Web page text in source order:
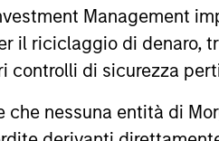
Management
il riciclaggio di denaro,
controlli di sicurezza
che nessuna entità di
riguardanti il comparto si
sono calcolati in base al
di tutti i dati relativi alle
e i proventi da essi derivanti